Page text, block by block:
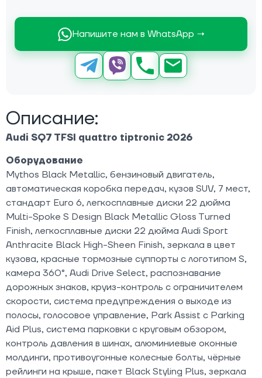
Напишите нам в WhatsApp →
Описание:
Audi SQ7 TFSI quattro tiptronic 2026
Оборудование
Mythos Black Metallic, бензиновый двигатель,
автоматическая коробка передач, кузов SUV, 7 мест,
стандарт Euro 6, легкосплавные диски 22 дюйма
Multi-Spoke S Design Black Metallic Gloss Turned
Finish, легкосплавные диски 22 дюйма Audi Sport
Anthracite Black High-Sheen Finish, зеркала в цвет
кузова, красные тормозные суппорты с логотипом S,
камера 360°, Audi Drive Select, распознавание
дорожных знаков, круиз-контроль с ограничителем
скорости, система предупреждения о выходе из
полосы, голосовое управление, Park Assist с Parking
Aid Plus, система парковки с круговым обзором,
контроль давления в шинах, алюминиевые оконные
молдинги, противоугонные колесные болты, чёрные
рейлинги на крыше, пакет Black Styling Plus, зеркала